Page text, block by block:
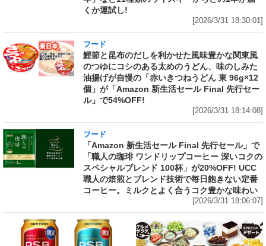
くか運試し!
[2026/3/31 18:30:01]
フード
鰹節と昆布のだしを利かせた風味豊かな関東風
のつゆにコシのある太めのうどん、味のしみた
油揚げが自慢の「赤いきつねうどん 東 96g×12
個」が「Amazon 新生活セール Final 先行セー
ル」で54%OFF!
[2026/3/31 18:14:08]
フード
「Amazon 新生活セール Final 先行セール」で
「職人の珈琲 ワンドリップコーヒー 深いコクの
スペシャルブレンド 100杯」が20%OFF! UCC
職人の焙煎とブレンド技術で毎日飽きない定番
コーヒー。ミルクとよく合うコク豊かな味わい
[2026/3/31 18:06:07]